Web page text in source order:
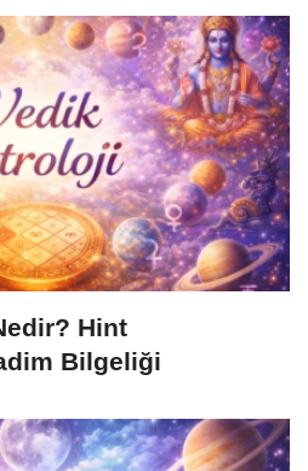
Hint
Bilgeliği